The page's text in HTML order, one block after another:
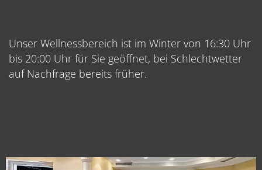
Unser Wellnessbereich ist im Winter von 16:30 Uhr
bis 20:00 Uhr für Sie geöffnet, bei Schlechtwetter
auf Nachfrage bereits früher.